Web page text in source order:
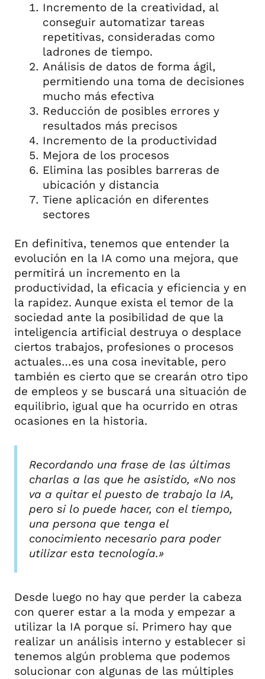
Incremento de la creatividad, al
conseguir automatizar tareas
repetitivas, consideradas como
ladrones de tiempo.
Análisis de datos de forma ágil,
permitiendo una toma de decisiones
mucho más efectiva
Reducción de posibles errores y
resultados más precisos
Incremento de la productividad
Mejora de los procesos
Elimina las posibles barreras de
ubicación y distancia
Tiene aplicación en diferentes
sectores
En definitiva, tenemos que entender la
evolución en la IA como una mejora, que
permitirá un incremento en la
productividad, la eficacia y eficiencia y en
la rapidez. Aunque exista el temor de la
sociedad ante la posibilidad de que la
inteligencia artificial destruya o desplace
ciertos trabajos, profesiones o procesos
actuales…es una cosa inevitable, pero
también es cierto que se crearán otro tipo
de empleos y se buscará una situación de
equilibrio, igual que ha ocurrido en otras
ocasiones en la historia.
Recordando una frase de las últimas
charlas a las que he asistido, «No nos
va a quitar el puesto de trabajo la IA,
pero si lo puede hacer, con el tiempo,
una persona que tenga el
conocimiento necesario para poder
utilizar esta tecnología.»
Desde luego no hay que perder la cabeza
con querer estar a la moda y empezar a
utilizar la IA porque sí. Primero hay que
realizar un análisis interno y establecer si
tenemos algún problema que podemos
solucionar con algunas de las múltiples